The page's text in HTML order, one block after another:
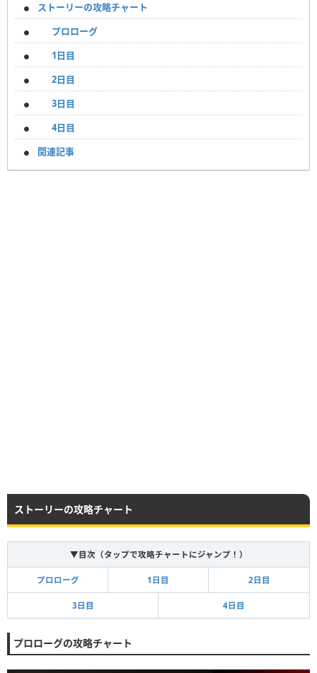
ストーリーの攻略チャート
プロローグ
1日目
2日目
3日目
4日目
関連記事
ストーリーの攻略チャート
▼目次（タップで攻略チャートにジャンプ！）
プロローグ 1日目 2日目
3日目 4日目
プロローグの攻略チャート